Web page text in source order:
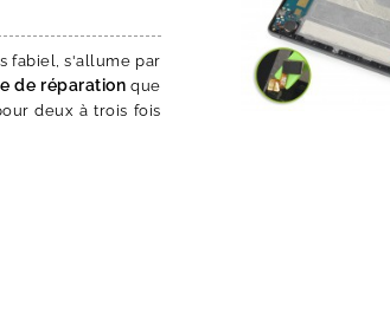
fabiel, s'allume par
de réparation que
deux à trois fois